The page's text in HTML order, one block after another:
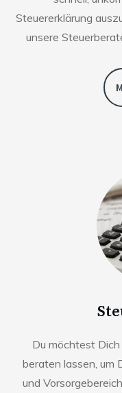
Steuererklärung
unsere
Du möchtest
beraten lassen, um
und